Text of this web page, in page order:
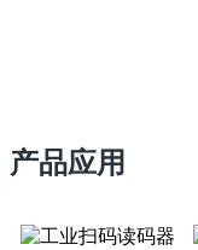
产品应用